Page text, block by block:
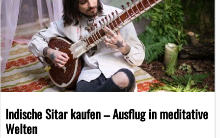
Indische Sitar kaufen – Ausflug in meditative
Welten